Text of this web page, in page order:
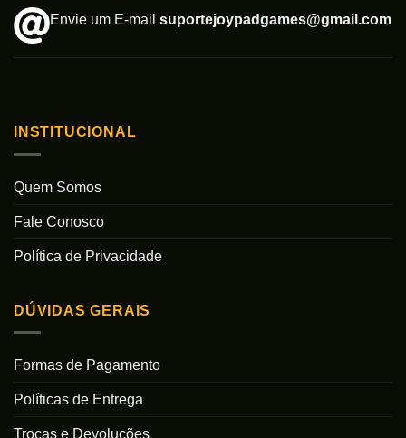
Envie um E-mail suportejoypadgames@gmail.com
INSTITUCIONAL
Quem Somos
Fale Conosco
Política de Privacidade
DÚVIDAS GERAIS
Formas de Pagamento
Políticas de Entrega
Trocas e Devoluções